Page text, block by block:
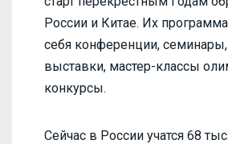
России и Китае. Их
себя конференции,
выставки, мастер-классы
конкурсы.
Сейчас в России учатся 68